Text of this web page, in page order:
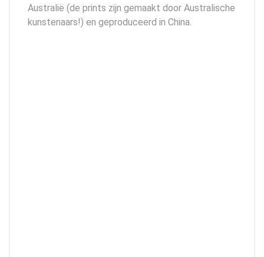
Australië (de prints zijn gemaakt door Australische
kunstenaars!) en geproduceerd in China.